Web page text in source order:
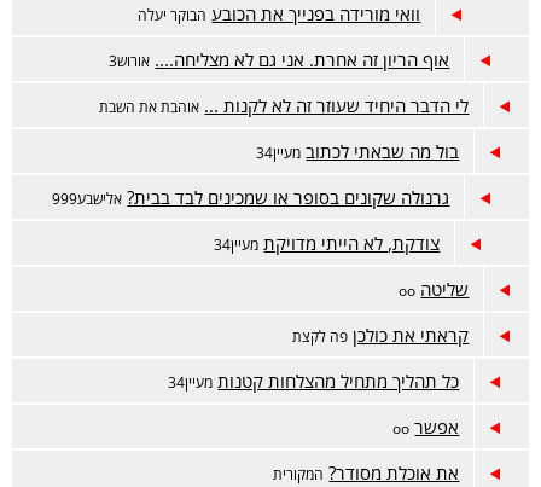
וואי מורידה בפנייך את הכובע הבוקר יעלה
אוף הריון זה אחרת. אני גם לא מצליחה.... אורוש3
לי הדבר היחיד שעוזר זה לא לקנות ... אוהבת את השבת
בול מה שבאתי לכתוב מעיין34
גרנולה שקונים בסופר או שמכינים לבד בבית? אלישבע999
צודקת, לא הייתי מדויקת מעיין34
שליטה oo
קראתי את כולכן פה לקצת
כל תהליך מתחיל מהצלחות קטנות מעיין34
אפשר oo
את אוכלת מסודר? המקורית